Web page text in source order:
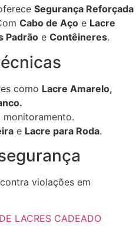
Segurança Reforçada
Cabo de Aço e Lacre
Padrão e Contêineres.
como Lacre Amarelo,
monitoramento.
e Lacre para Roda.
violações em
LACRES CADEADO